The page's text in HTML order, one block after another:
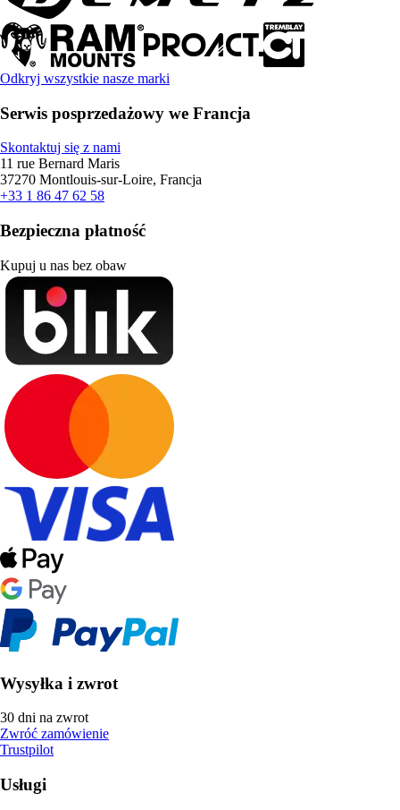
Odkryj wszystkie nasze marki
Serwis posprzedażowy we Francja
Skontaktuj się z nami
11 rue Bernard Maris
37270 Montlouis-sur-Loire, Francja
+33 1 86 47 62 58
Bezpieczna płatność
Kupuj u nas bez obaw
Wysyłka i zwrot
30 dni na zwrot
Zwróć zamówienie
Trustpilot
Usługi